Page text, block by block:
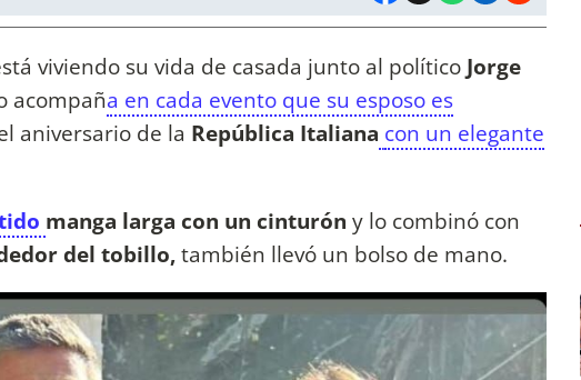
viviendo su vida de casada junto al político Jorge
acompaña en cada evento que su esposo es
aniversario de la República Italiana con un elegante
manga larga con un cinturón y lo combinó con
del tobillo,también llevó un bolso de mano.